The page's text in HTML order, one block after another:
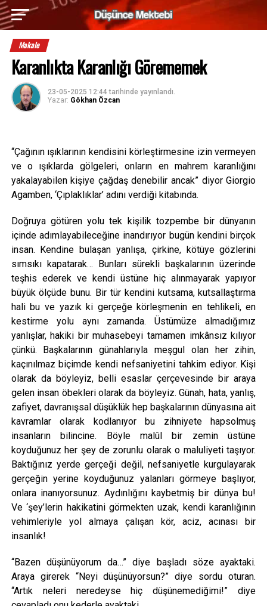
Makale
Karanlıkta Karanlığı Görememek
23-05-2025 12:44 tarihinde yayınlandı.
Yazar: Gökhan Özcan
“Çağının ışıklarının kendisini körleştirmesine izin vermeyen
ve o ışıklarda gölgeleri, onların en mahrem karanlığını
yakalayabilen kişiye çağdaş denebilir ancak” diyor Giorgio
Agamben, ‘Çıplaklıklar’ adını verdiği kitabında.
Doğruya götüren yolu tek kişilik tozpembe bir dünyanın
içinde adımlayabileceğine inandırıyor bugün kendini birçok
insan. Kendine bulaşan yanlışa, çirkine, kötüye gözlerini
sımsıkı kapatarak… Bunları sürekli başkalarının üzerinde
teşhis ederek ve kendi üstüne hiç alınmayarak yapıyor
büyük ölçüde bunu. Bir tür kendini kutsama, kutsallaştırma
hali bu ve yazık ki gerçeğe körleşmenin en tehlikeli, en
kestirme yolu aynı zamanda. Üstümüze almadığımız
yanlışlar, hakiki bir muhasebeyi tamamen imkânsız kılıyor
çünkü. Başkalarının günahlarıyla meşgul olan her zihin,
kaçınılmaz biçimde kendi nefsaniyetini tahkim ediyor. Kişi
olarak da böyleyiz, belli esaslar çerçevesinde bir araya
gelen insan öbekleri olarak da böyleyiz. Günah, hata, yanlış,
zafiyet, davranışsal düşüklük hep başkalarının dünyasına ait
kavramlar olarak kodlanıyor bu zihniyete hapsolmuş
insanların bilincine. Böyle malûl bir zemin üstüne
koyduğunuz her şey de zorunlu olarak o maluliyeti taşıyor.
Baktığınız yerde gerçeği değil, nefsaniyetle kurgulayarak
gerçeğin yerine koyduğunuz yalanları görmeye başlıyor,
onlara inanıyorsunuz. Aydınlığını kaybetmiş bir dünya bu!
Ve ‘şey’lerin hakikatini görmekten uzak, kendi karanlığının
vehimleriyle yol almaya çalışan kör, aciz, acınası bir
insanlık!
“Bazen düşünüyorum da…” diye başladı söze ayaktaki.
Araya girerek “Neyi düşünüyorsun?” diye sordu oturan.
“Artık neleri neredeyse hiç düşünemediğimi!” diye